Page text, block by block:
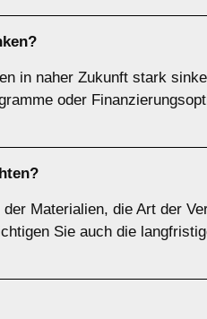
in naher Zukunft stark
oder
Materialien, die Art der
Sie auch die